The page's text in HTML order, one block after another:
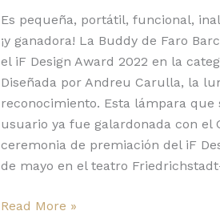
Es pequeña, portátil, funcional,
¡y ganadora! La Buddy de Faro
el iF Design Award 2022 en la
Diseñada por Andreu Carulla, la
reconocimiento. Esta lámpara que
usuario ya fue galardonada con el
ceremonia de premiación del iF
de mayo en el teatro
Award
Read More »